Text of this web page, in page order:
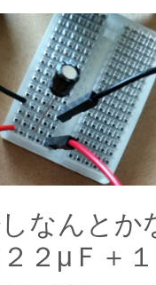
なんとか
２μＦ＋